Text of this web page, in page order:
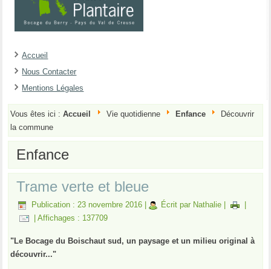
Accueil
Nous Contacter
Mentions Légales
Vous êtes ici :Accueil Vie quotidienne Enfance
Découvrir
la commune
Enfance
Trame verte et bleue
Publication : 23 novembre 2016 Écrit par Nathalie
|Affichages : 137709
"Le Bocage du Boischaut sud, un paysage et un milieu original à
découvrir..."